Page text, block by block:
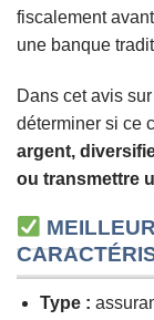
fiscalement
une banque
Dans cet avis sur
déterminer si ce
argent,
ou transmettre
Type :